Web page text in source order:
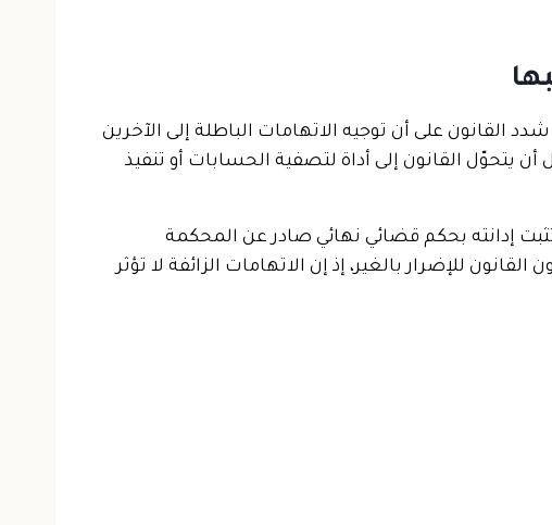
على أن توجيه الاتهامات الباطلة إلى الآخرين
يتحوّل القانون إلى أداة لتصفية الحسابات أو تنفيذ
إدانته بحكم قضائي نهائي صادر عن المحكمة
للإضرار بالغير، إذ إن الاتهامات الزائفة لا تؤثر